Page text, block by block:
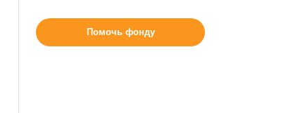
Помочь фонду